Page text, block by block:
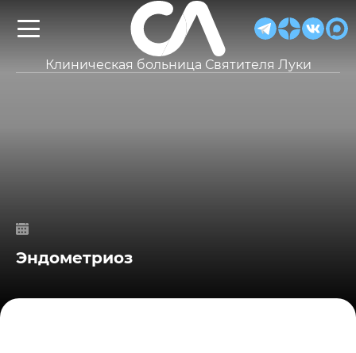
Клиническая больница Святителя Луки
Эндометриоз